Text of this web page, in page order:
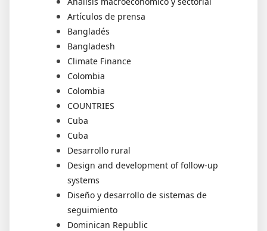
Artículos de prensa
Bangladés
Bangladesh
Climate Finance
Colombia
Colombia
COUNTRIES
Cuba
Cuba
Desarrollo rural
Design and development of follow-up
systems
Diseño y desarrollo de sistemas de
seguimiento
Dominican Republic